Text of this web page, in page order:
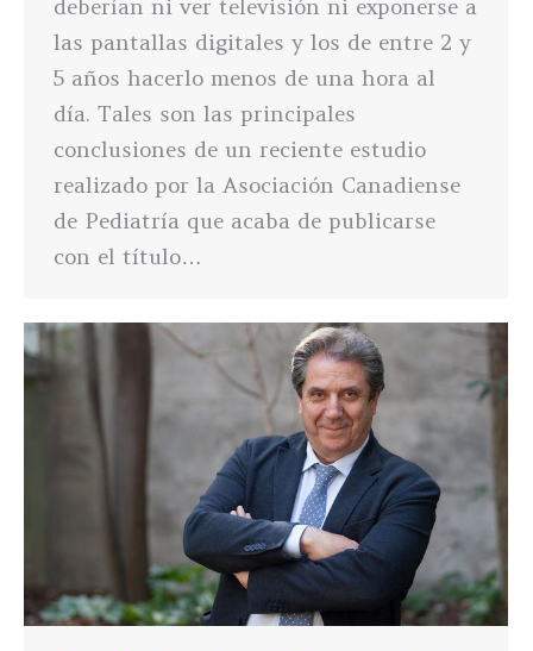
deberían ni ver televisión ni exponerse a
las pantallas digitales y los de entre 2 y
5 años hacerlo menos de una hora al
día. Tales son las principales
conclusiones de un reciente estudio
realizado por la Asociación Canadiense
de Pediatría que acaba de publicarse
con el título…